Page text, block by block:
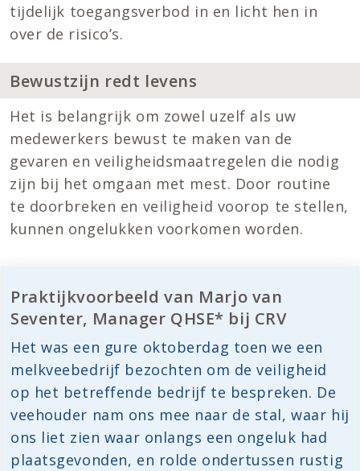
tijdelijk toegangsverbod in en licht hen in
over de risico’s.
Bewustzijn redt levens
Het is belangrijk om zowel uzelf als uw
medewerkers bewust te maken van de
gevaren en veiligheidsmaatregelen die nodig
zijn bij het omgaan met mest. Door routine
te doorbreken en veiligheid voorop te stellen,
kunnen ongelukken voorkomen worden.
Praktijkvoorbeeld van Marjo van
Seventer, Manager QHSE* bij CRV
Het was een gure oktoberdag toen we een
melkveebedrijf bezochten om de veiligheid
op het betreffende bedrijf te bespreken. De
veehouder nam ons mee naar de stal, waar hij
ons liet zien waar onlangs een ongeluk had
plaatsgevonden, en rolde ondertussen rustig